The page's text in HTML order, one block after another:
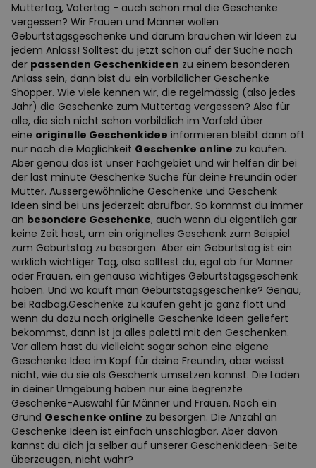
Muttertag, Vatertag - auch schon mal die Geschenke
vergessen? Wir Frauen und Männer wollen
Geburtstagsgeschenke und darum brauchen wir Ideen zu
jedem Anlass! Solltest du jetzt schon auf der Suche nach
der passenden Geschenkideen zu einem besonderen
Anlass sein, dann bist du ein vorbildlicher Geschenke
Shopper. Wie viele kennen wir, die regelmässig (also jedes
Jahr) die Geschenke zum Muttertag vergessen? Also für
alle, die sich nicht schon vorbildlich im Vorfeld über
eine originelle Geschenkidee informieren bleibt dann oft
nur noch die Möglichkeit Geschenke online zu kaufen.
Aber genau das ist unser Fachgebiet und wir helfen dir bei
der last minute Geschenke Suche für deine Freundin oder
Mutter. Aussergewöhnliche Geschenke und Geschenk
Ideen sind bei uns jederzeit abrufbar. So kommst du immer
an besondere Geschenke, auch wenn du eigentlich gar
keine Zeit hast, um ein originelles Geschenk zum Beispiel
zum Geburtstag zu besorgen. Aber ein Geburtstag ist ein
wirklich wichtiger Tag, also solltest du, egal ob für Männer
oder Frauen, ein genauso wichtiges Geburtstagsgeschenk
haben. Und wo kauft man Geburtstagsgeschenke? Genau,
bei Radbag.Geschenke zu kaufen geht ja ganz flott und
wenn du dazu noch originelle Geschenke Ideen geliefert
bekommst, dann ist ja alles paletti mit den Geschenken.
Vor allem hast du vielleicht sogar schon eine eigene
Geschenke Idee im Kopf für deine Freundin, aber weisst
nicht, wie du sie als Geschenk umsetzen kannst. Die Läden
in deiner Umgebung haben nur eine begrenzte
Geschenke-Auswahl für Männer und Frauen. Noch ein
Grund Geschenke online zu besorgen. Die Anzahl an
Geschenke Ideen ist einfach unschlagbar. Aber davon
kannst du dich ja selber auf unserer Geschenkideen-Seite
überzeugen, nicht wahr?